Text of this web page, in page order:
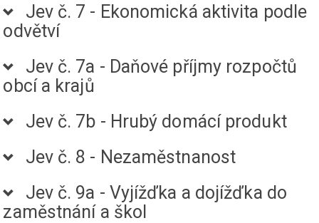
Jev č. 7 - Ekonomická aktivita podle
odvětví
Jev č. 7a - Daňové příjmy rozpočtů
obcí a krajů
Jev č. 7b - Hrubý domácí produkt
Jev č. 8 - Nezaměstnanost
Jev č. 9a - Vyjížďka a dojížďka do
zaměstnání a škol